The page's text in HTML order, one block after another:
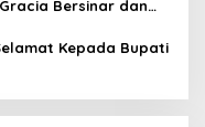
Bersinar dan
Kepada Bupati